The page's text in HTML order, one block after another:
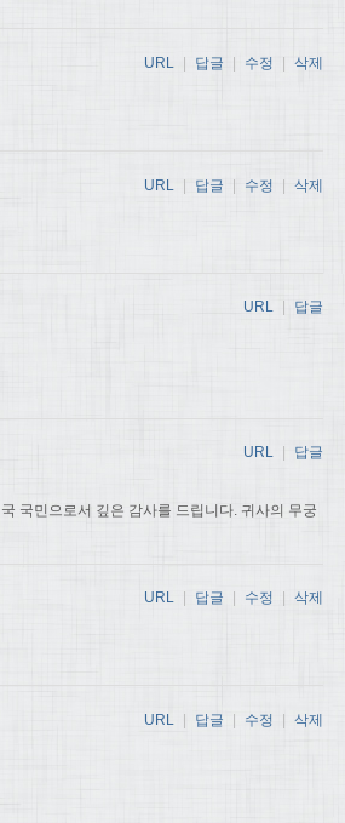
URL | 답글 | 수정 | 삭제
URL | 답글 | 수정 | 삭제
URL 답글
국민으로서 깊은 감사를 드립니다. 귀사의 무궁
URL 답글
URL 답글 수정 삭제
URL | 답글 | 수정 | 삭제